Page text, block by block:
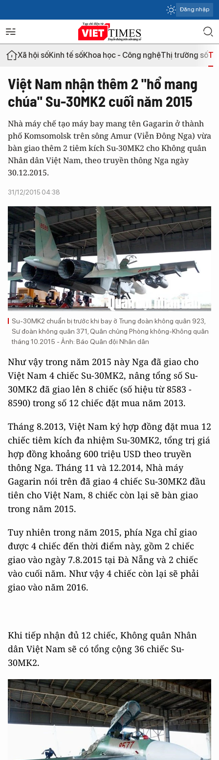
Đăng nhập
Xã hội sốKinh tế sốKhoa học - Công nghệThị trường số
Việt Nam nhận thêm 2 "hổ mang
chúa" Su-30MK2 cuối năm 2015
Nhà máy chế tạo máy bay mang tên Gagarin ở thành
phố Komsomolsk trên sông Amur (Viễn Đông Nga) vừa
bàn giao thêm 2 tiêm kích Su-30MK2 cho Không quân
Nhân dân Việt Nam, theo truyền thông Nga ngày
30.12.2015.
31/12/2015 04:38
Su-30MK2 chuẩn bị trước khi bay ở Trung đoàn không quân 923,
Sư đoàn không quân 371, Quân chủng Phòng không-Không quân
tháng 10.2015 - Ảnh: Báo Quân đội Nhân dân
Như vậy trong năm 2015 này Nga đã giao cho
Việt Nam 4 chiếc Su-30MK2, nâng tổng số Su-
30MK2 đã giao lên 8 chiếc (số hiệu từ 8583 -
8590) trong số 12 chiếc đặt mua năm 2013.
Tháng 8.2013, Việt Nam ký hợp đồng đặt mua 12
chiếc tiêm kích đa nhiệm Su-30MK2, tổng trị giá
hợp đồng khoảng 600 triệu USD theo truyền
thông Nga. Tháng 11 và 12.2014, Nhà máy
Gagarin nói trên đã giao 4 chiếc Su-30MK2 đầu
tiên cho Việt Nam, 8 chiếc còn lại sẽ bàn giao
trong năm 2015.
Tuy nhiên trong năm 2015, phía Nga chỉ giao
được 4 chiếc đến thời điểm này, gồm 2 chiếc
giao vào ngày 7.8.2015 tại Đà Nẵng và 2 chiếc
vào cuối năm. Như vậy 4 chiếc còn lại sẽ phải
giao vào năm 2016.
Khi tiếp nhận đủ 12 chiếc, Không quân Nhân
dân Việt Nam sẽ có tổng cộng 36 chiếc Su-
30MK2.